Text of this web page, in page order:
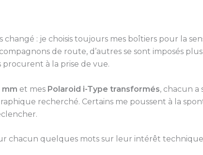
changé : je choisis toujours mes boîtiers pour la
de route, d’autres se sont imposés plus
à la prise de vue.
mm et mes Polaroid i-Type transformés, chacun a
recherché. Certains me poussent à la
chacun quelques mots sur leur intérêt